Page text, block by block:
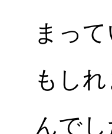
まっ
もし
んで